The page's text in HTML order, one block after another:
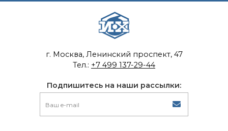
г. Москва, Ленинский проспект, 47
Тел.: +7 499 137-29-44
Подпишитесь на наши рассылки: